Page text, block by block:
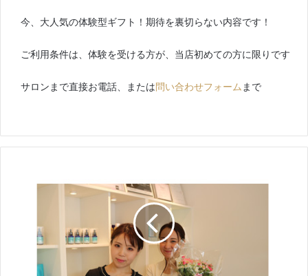
今、大人気の体験型ギフト！期待を裏切らない内容です！
ご利用条件は、体験を受ける方が、当店初めての方に限りです
サロンまで直接お電話、または問い合わせフォーム まで